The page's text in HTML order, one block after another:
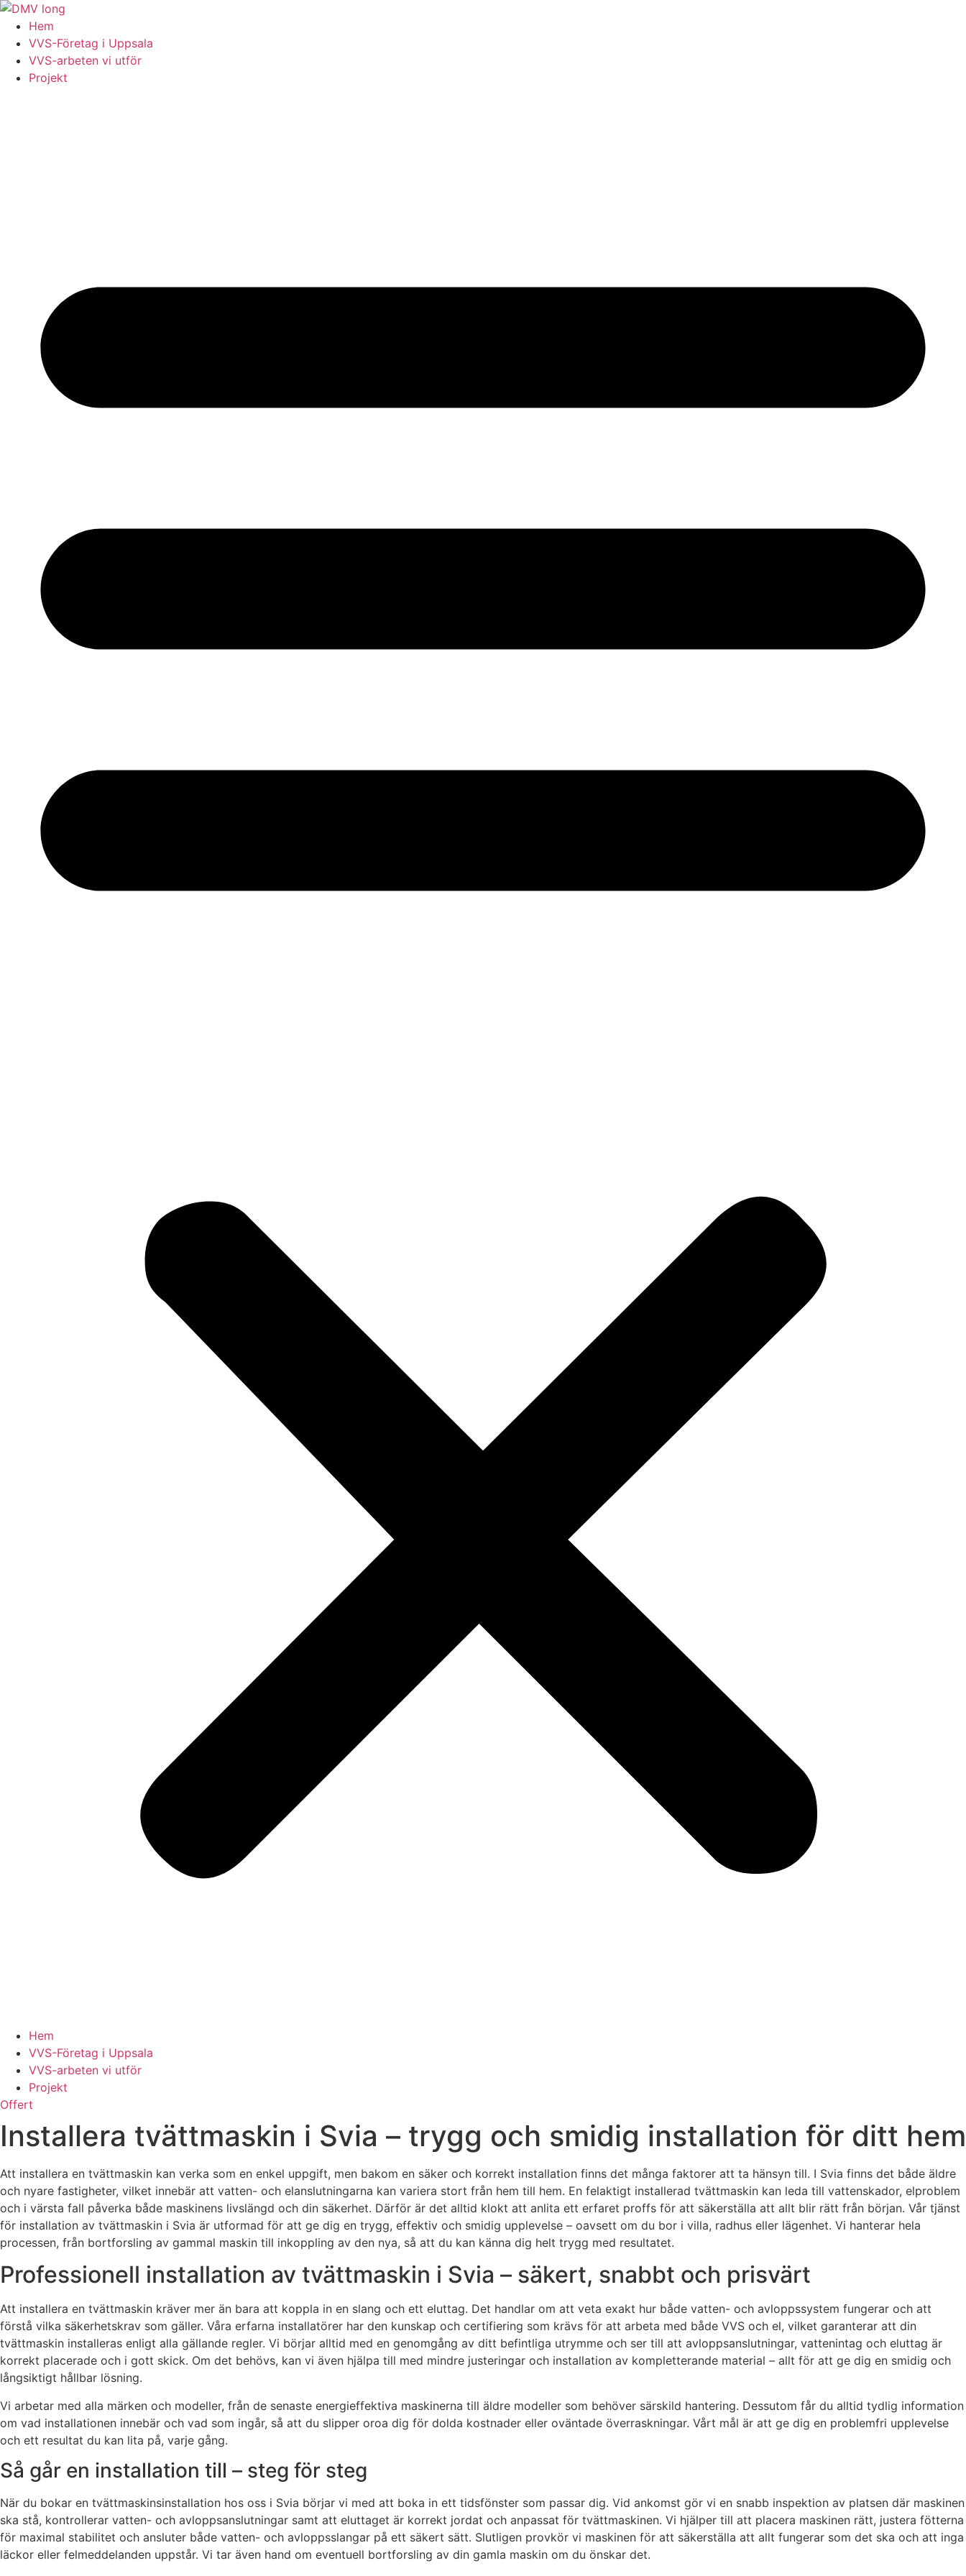
Skip
content
Hem
VVS-Företag i Uppsala
VVS-arbeten vi utför
Projekt
Hem
VVS-Företag i Uppsala
VVS-arbeten vi utför
Projekt
Offert
Installera tvättmaskin i Svia – trygg och smidig installation för ditt hem
Att installera en tvättmaskin kan verka som en enkel uppgift, men bakom en säker och korrekt installation finns det många faktorer att ta hänsyn till. I Svia finns det både äldre
och nyare fastigheter, vilket innebär att vatten- och elanslutningarna kan variera stort från hem till hem. En felaktigt installerad tvättmaskin kan leda till vattenskador, elproblem
och i värsta fall påverka både maskinens livslängd och din säkerhet. Därför är det alltid klokt att anlita ett erfaret proffs för att säkerställa att allt blir rätt från början. Vår tjänst
för installation av tvättmaskin i Svia är utformad för att ge dig en trygg, effektiv och smidig upplevelse – oavsett om du bor i villa, radhus eller lägenhet. Vi hanterar hela
processen, från bortforsling av gammal maskin till inkoppling av den nya, så att du kan känna dig helt trygg med resultatet.
Professionell installation av tvättmaskin i Svia – säkert, snabbt och prisvärt
Att installera en tvättmaskin kräver mer än bara att koppla in en slang och ett eluttag. Det handlar om att veta exakt hur både vatten- och avloppssystem fungerar och att
förstå vilka säkerhetskrav som gäller. Våra erfarna installatörer har den kunskap och certifiering som krävs för att arbeta med både VVS och el, vilket garanterar att din
tvättmaskin installeras enligt alla gällande regler. Vi börjar alltid med en genomgång av ditt befintliga utrymme och ser till att avloppsanslutningar, vattenintag och eluttag är
korrekt placerade och i gott skick. Om det behövs, kan vi även hjälpa till med mindre justeringar och installation av kompletterande material – allt för att ge dig en smidig och
långsiktigt hållbar lösning.
Vi arbetar med alla märken och modeller, från de senaste energieffektiva maskinerna till äldre modeller som behöver särskild hantering. Dessutom får du alltid tydlig information
om vad installationen innebär och vad som ingår, så att du slipper oroa dig för dolda kostnader eller oväntade överraskningar. Vårt mål är att ge dig en problemfri upplevelse
och ett resultat du kan lita på, varje gång.
Så går en installation till – steg för steg
När du bokar en tvättmaskinsinstallation hos oss i Svia börjar vi med att boka in ett tidsfönster som passar dig. Vid ankomst gör vi en snabb inspektion av platsen där maskinen
ska stå, kontrollerar vatten- och avloppsanslutningar samt att eluttaget är korrekt jordat och anpassat för tvättmaskinen. Vi hjälper till att placera maskinen rätt, justera fötterna
för maximal stabilitet och ansluter både vatten- och avloppsslangar på ett säkert sätt. Slutligen provkör vi maskinen för att säkerställa att allt fungerar som det ska och att inga
läckor eller felmeddelanden uppstår. Vi tar även hand om eventuell bortforsling av din gamla maskin om du önskar det.